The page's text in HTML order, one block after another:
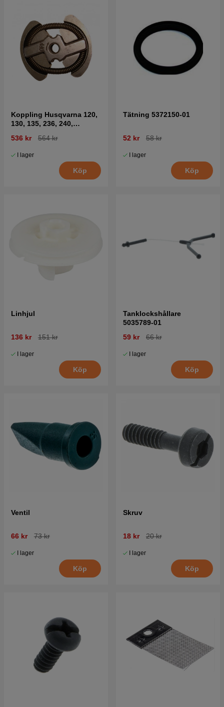
Koppling Husqvarna 120,
130, 135, 236, 240,
536 kr 564 kr
I lager
Köp
Tätning 5372150-01
52 kr 58 kr
I lager
Köp
Linhjul
136 kr 151 kr
I lager
Köp
Tanklockshållare
5035789-01
59 kr
66 kr
I lager
Köp
Ventil
66 kr 73 kr
I lager
Köp
Skruv
18 kr 20 kr
I lager
Köp